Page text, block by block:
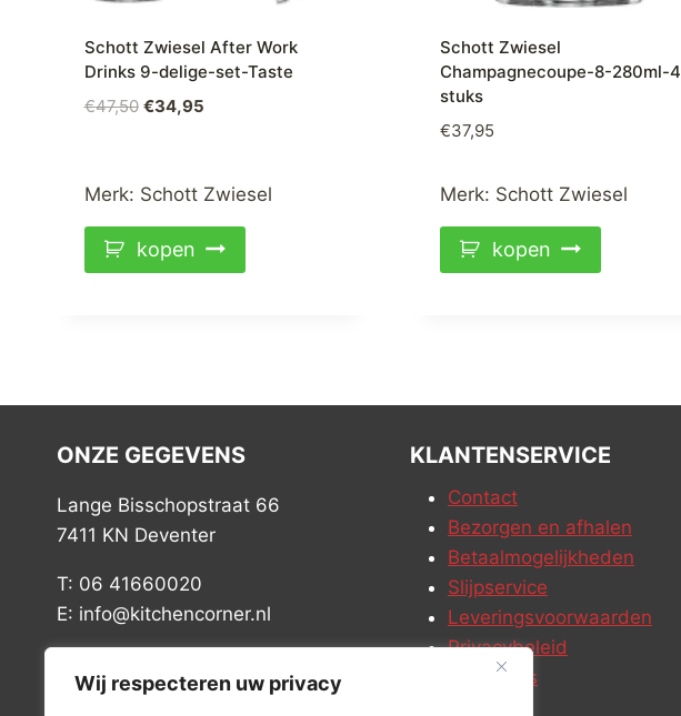
Wij respecteren uw privacy
Schott Zwiesel After Work
Drinks 9-delige-set-Taste
€47,50 Oorspronkelijke
€47,50.
€34,95Huidige
€34,95.
Merk: Schott Zwiesel
kopen
Schott Zwiesel
Champagnecoupe-8-280ml-4
stuks
€37,95
Merk: Schott Zwiesel
kopen
ONZE GEGEVENS
Lange Bisschopstraat 66
7411 KN Deventer
T: 06 41660020
E: info@kitchencorner.nl
BTW: NL868888989B01
KLANTENSERVICE
Contact
Bezorgen en afhalen
Betaalmogelijkheden
Slijpservice
Leveringsvoorwaarden
Privacybeleid
Vacatures